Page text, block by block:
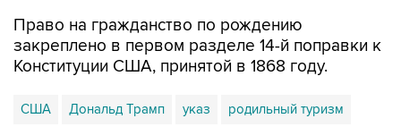
Право на гражданство по рождению
закреплено в первом разделе 14-й поправки к
Конституции США, принятой в 1868 году.
США Дональд Трамп указ родильный туризм